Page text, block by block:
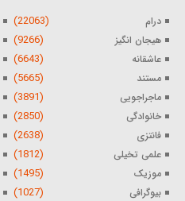
درام (22063)
هیجان انگیز (9266)
عاشقانه (6643)
مستند (5665)
ماجراجویی (3891)
خانوادگی (2850)
فانتزی (2638)
علمی تخیلی (1812)
موزیک (1495)
بیوگرافی (1027)